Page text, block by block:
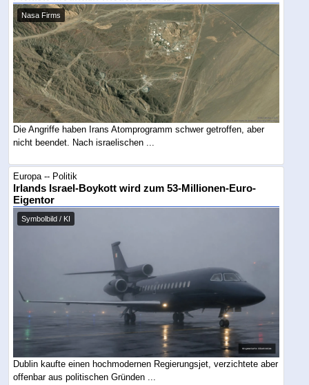
Nasa Firms
Die Angriffe haben Irans Atomprogramm schwer getroffen, aber
nicht beendet. Nach israelischen ...
Europa -- Politik
Irlands Israel-Boykott wird zum 53-Millionen-Euro-
Eigentor
Symbolbild / KI
Dublin kaufte einen hochmodernen Regierungsjet, verzichtete aber
offenbar aus politischen Gründen ...